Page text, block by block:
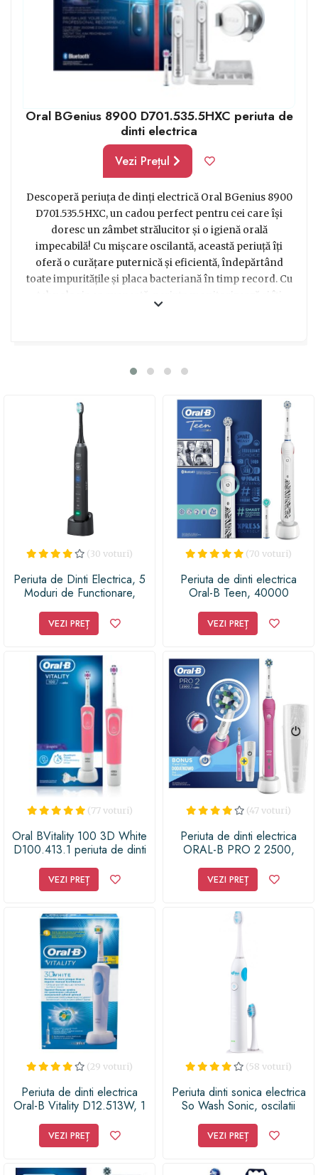
Oral BGenius 8900 D701.535.5HXC periuta de
dinti electrica
Vezi Prețul
Descoperă periuța de dinți electrică Oral BGenius 8900
D701.535.5HXC, un cadou perfect pentru cei care își
doresc un zâmbet strălucitor și o igienă orală
impecabilă! Cu mișcare oscilantă, această periuță îți
oferă o curățare puternică și eficientă, îndepărtând
toate impuritățile și placa bacteriană în timp record. Cu
tehnologia sa avansată, periuța monitorizează și îți
lungă durată îți permite să te bucuri de beneficiile
BGenius 8900 D701.535.5HXC, vei surprinde pe oricine
dorește un zâmbet strălucitor și o igienă orală
impecabilă. Alege acest cadou și bucură-te de un zâmbet
sănătos și atrăgător!
(30 voturi)
Periuta de Dinti Electrica, 5
Moduri de Functionare,
Acumulator Reincarcabiil,
Indicator Alimentare,
Automata si Atentionare,
Husa Transport, Autonomie
VEZI PREȚ
(70 voturi)
Periuta de dinti electrica
Oral-B Teen, 40000
oscilatii/min, Curatare 3D, 3
programe, 2 capate,
VEZI PREȚ
(77 voturi)
Oral BVitality 100 3D White
D100.413.1 periuta de dinti
VEZI PREȚ
(47 voturi)
Periuta de dinti electrica
ORAL-B PRO 2 2500,
pulsatii/min, 8800
oscilatii/min, 2 Programe, 1
(Roz)
VEZI PREȚ
(29 voturi)
Periuta de dinti electrica
Oral-B Vitality D12.513W, 1
Oscilatii/min (Alb/Albastru)
VEZI PREȚ
(58 voturi)
Periuta dinti sonica electrica
So Wash Sonic, oscilatii
moduri, reincarcabila, Alb
VEZI PREȚ